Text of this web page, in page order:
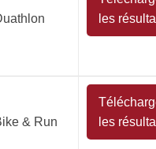
les
& Run
les